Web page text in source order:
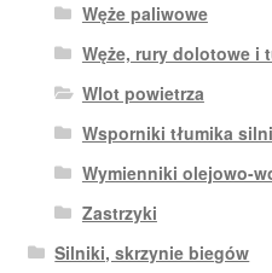
Węże paliwowe
Węże, rury dolotowe i
Wlot powietrza
Wsporniki tłumika
Wymienniki olejowo-
Zastrzyki
Silniki, skrzynie biegów